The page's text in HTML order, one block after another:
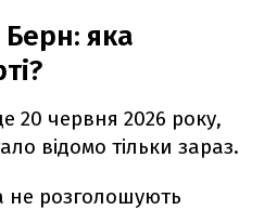
яка
20 червня 2026 року,
відомо тільки зараз.
не розголошують